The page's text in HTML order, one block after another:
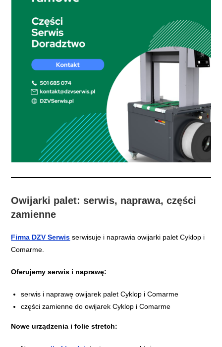
Owijarki palet: serwis, naprawa, części
zamienne
Firma DZV Serwis serwisuje i naprawia owijarki palet Cyklop i
Comarme.
Oferujemy serwis i naprawę:
serwis i naprawę owijarek palet Cyklop i Comarme
części zamienne do owijarek Cyklop i Comarme
Nowe urządzenia i folie stretch: